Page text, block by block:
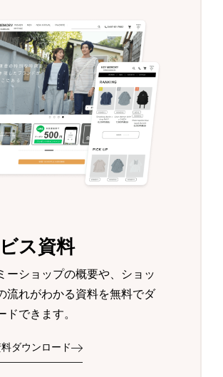
ス資料
ーショップの概要や、ショッ
流れがわかる資料を無料でダ
ドできます。
ダウンロード